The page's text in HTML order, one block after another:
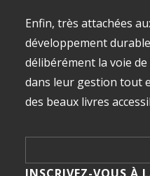
Enfin, très attachées
développement
délibérément la voie
dans leur gestion tout
des beaux livres